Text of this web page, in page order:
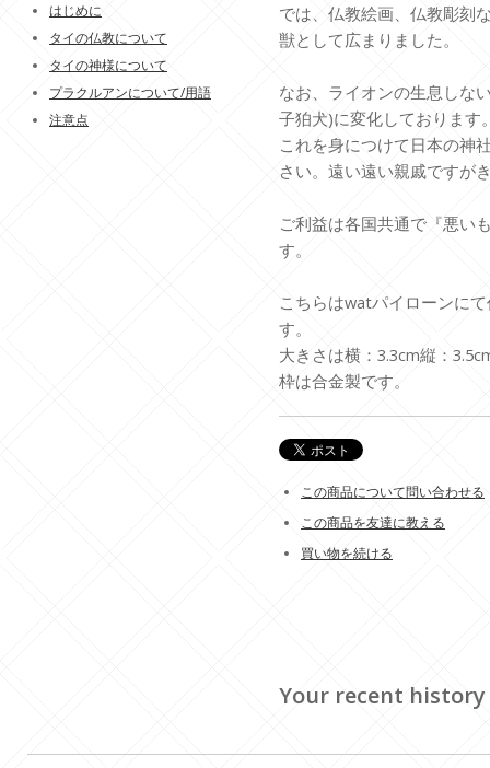
では、仏教絵画、仏教彫刻
獣として広まりました。
なお、ライオンの生息しな
子狛犬)に変化しております
これを身につけて日本の神
さい。遠い遠い親戚ですが
ご利益は各国共通で『悪い
す。
こちらはwatパイローンに
す。
大きさは横：3.3cm縦：
枠は合金製です。
この商品について問い合わせる
この商品を友達に教える
買い物を続ける
Your recent history
はじめに
タイの仏教について
タイの神様について
プラクルアンについて/用語
注意点